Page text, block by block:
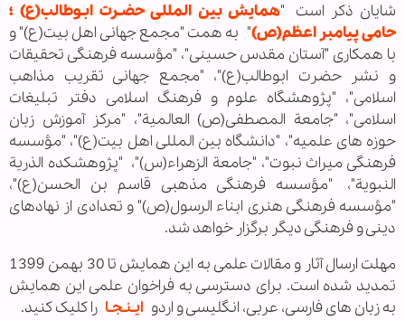
شایان ذكر است "همایش بین المللی حضـرت ابـوطالب(ع) ؛
حامی پیامبر اعظم(ص)" به همت "مجمع جهانی اهل بيت(ع)" و
با همکاری "آستان مقدس حسینی"، "مؤسسه فرهنگی تحقیقات
و نشر حضرت ابوطالب(ع)"، "مجمع جهانی تقریب مذاهب
اسلامی"، "پژوهشگاه علوم و فرهنگ اسلامی دفتر تبلیغات
اسلامی"، "جامعة المصطفی(ص) العالمیة"، "مرکز آموزش زبان
حوزه های علمیه"، "دانشگاه بین المللی اهل بیت(ع)"، "مؤسسه
فرهنگی میراث نبوت"، "جامعة الزهراء(س)"، "پژوهشکده الذریة
النبویة"، "مؤسسه فرهنگی مذهبی قاسم بن الحسن(ع)"،
"مؤسسه فرهنگی هنری ابناء الرسول(ص)" و تعدادی از نهادهای
دينی و فرهنگی ديگر برگزار خواهد شد.
مهلت ارسال آثار و مقالات علمی به این همایش تا 30 بهمن 1399
تمدید شده است. برای دسترسی به فراخوان علمی این همایش
به زبان های فارسی، عربی، انگلیسی و اردو ایـنـجـا را کلیک کنید.